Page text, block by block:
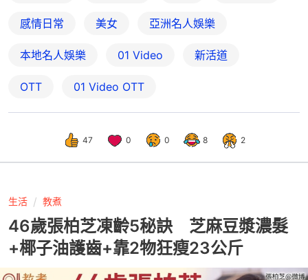
感情日常 美女 亞洲名人娛樂
本地名人娛樂 01 Video 新活道
OTT 01‌ ‌Video‌ ‌OTT
47 0 0 8 2
生活 教煮
46歲張柏芝凍齡5秘訣 芝麻豆漿濃髮
+椰子油護齒+靠2物狂瘦23公斤